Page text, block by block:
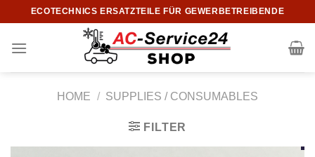
to
content
ECOTECHNICS ERSATZTEILE FÜR GEWERBETREIBENDE
HOME / SUPPLIES / CONSUMABLES
FILTER